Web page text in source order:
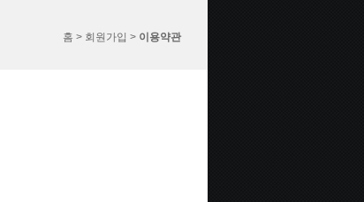
홈 > 회원가입 > 이용약관